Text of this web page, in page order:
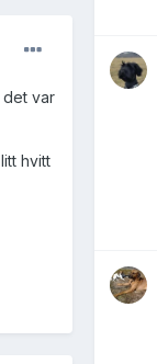
det var
hvitt